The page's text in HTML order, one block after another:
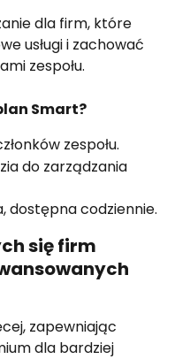
dla firm, które
usługi i zachować
zespołu.
Smart?
zespołu.
do zarządzania
dostępna codziennie.
się firm
zapewniając
dla bardziej